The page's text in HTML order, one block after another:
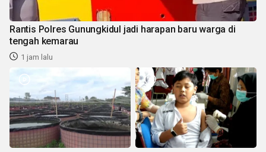
Rantis Polres Gunungkidul jadi harapan baru warga di
tengah kemarau
1 jam lalu